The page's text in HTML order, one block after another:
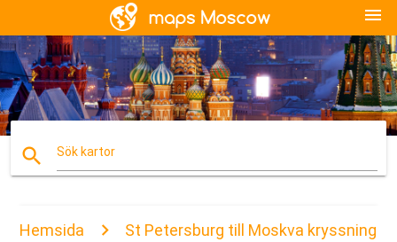
menu
search Sök kartor
Hemsida St Petersburg till Moskva kryssning